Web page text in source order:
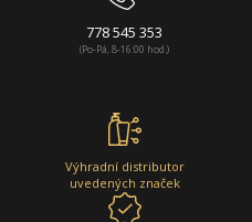
778 545 353
(Po-Pá, 8-16:00 hod.)
Výhradní distributor
uvedených značek